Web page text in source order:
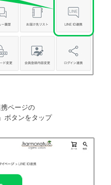
ページの
ボタンをタップ